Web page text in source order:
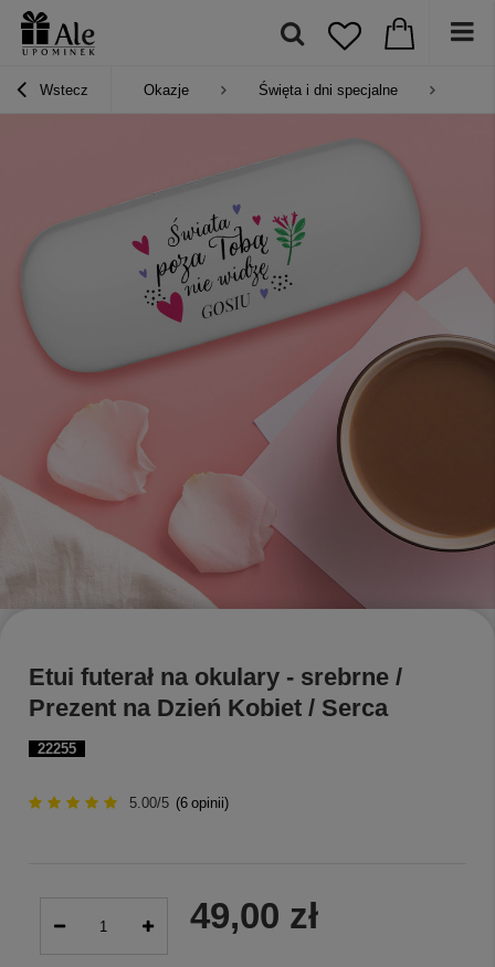
Wstecz Okazje Święta i dni specjalne
22255
Etui futerał na okulary - srebrne /
Prezent na Dzień Kobiet / Serca
5.00/5 (6 opinii)
49,00 zł